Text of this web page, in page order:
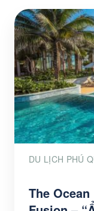
DU LỊCH PHÚ
The